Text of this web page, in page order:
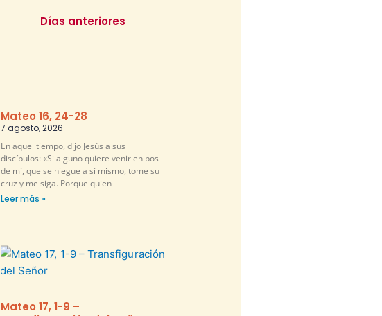
Días anteriores
Mateo 16, 24-28
7 agosto, 2026
En aquel tiempo, dijo Jesús a sus
discípulos: «Si alguno quiere venir en pos
de mí, que se niegue a sí mismo, tome su
cruz y me siga. Porque quien
Leer más »
Mateo 17, 1-9 –